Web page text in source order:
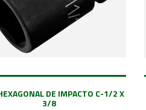
DE IMPACTO C-1/2 X
3/8